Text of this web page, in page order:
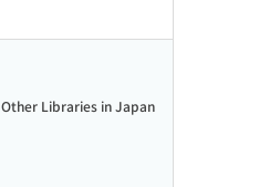
Other Libraries in Japan